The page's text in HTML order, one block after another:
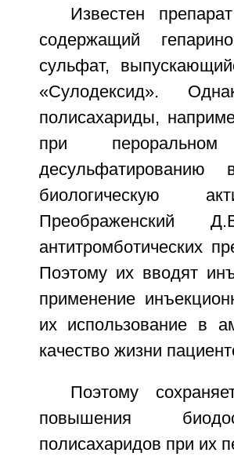
Известен
содержащий
сульфат,
«Сулодексид».
полисахариды,
при пероральном
биологическую
Преображенский
антитромботических
Поэтому их вводят
применение
их использование в
качество жизни
Поэтому
повышения
полисахаридов при их